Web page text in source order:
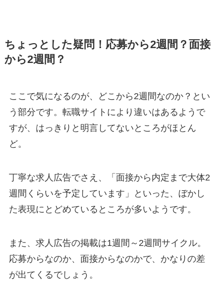
ちょっとした疑問！応募から2週間？面接
から2週間？
ここで気になるのが、どこから2週間なのか？とい
う部分です。転職サイトにより違いはあるようで
すが、はっきりと明言してないところがほとん
ど。
丁寧な求人広告でさえ、「面接から内定まで大体2
週間くらいを予定しています」といった、ぼかし
た表現にとどめているところが多いようです。
また、求人広告の掲載は1週間～2週間サイクル。
応募からなのか、面接からなのかで、かなりの差
が出てくるでしょう。